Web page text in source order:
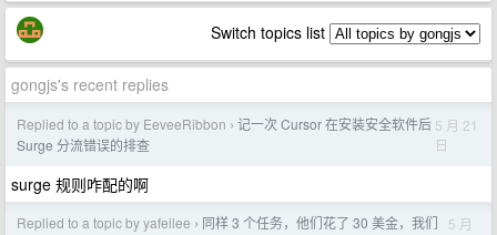
Switch topics list
gongjs's recent replies
Replied to a topic by EeveeRibbon › 记一次 Cursor 在安装安全软件后
Surge 分流错误的排查
5 月 21
日
surge 规则咋配的啊
Replied to a topic by yafeilee › 同样 3 个任务，他们花了 30 美金，我们
5 月